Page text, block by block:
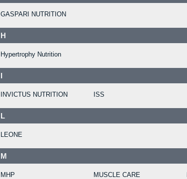
GASPARI NUTRITION
H
Hypertrophy Nutrition
I
INVICTUS NUTRITION ISS
L
LEONE
M
MHP MUSCLE CARE